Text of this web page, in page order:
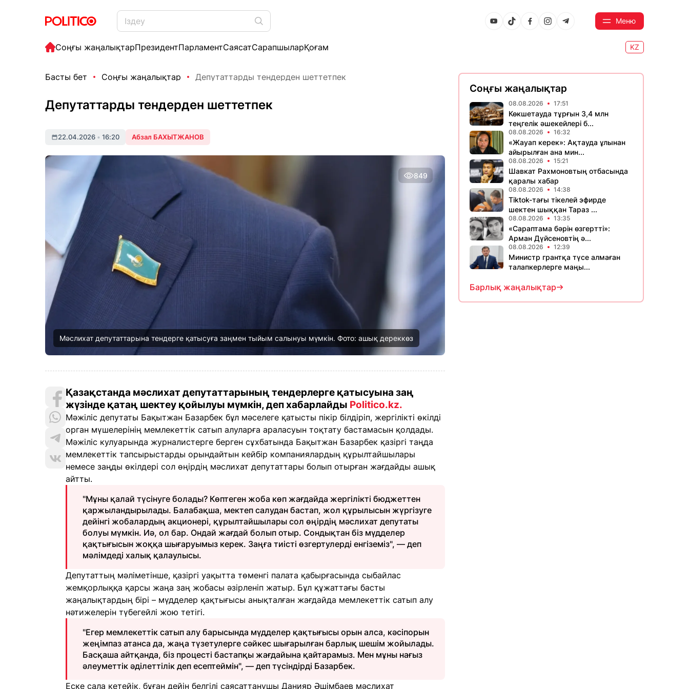
Меню
Соңғы жаңалықтарПрезидентПарламентСаясатСарапшыларҚоғам KZ
Басты бет Соңғы жаңалықтар Депутаттарды тендерден шеттетпек
Депутаттарды тендерден шеттетпек
22.04.2026 • 16:20 Абзал БАХЫТЖАНОВ
849
Мәслихат депутаттарына тендерге қатысуға заңмен тыйым салынуы мүмкін. Фото: ашық дереккөз
Қазақстанда мәслихат депутаттарының тендерлерге қатысуына заң
жүзінде қатаң шектеу қойылуы мүмкін, деп хабарлайды Politico.kz.
Мәжіліс депутаты Бақытжан Базарбек бұл мәселеге қатысты пікір білдіріп, жергілікті өкілді
орган мүшелерінің мемлекеттік сатып алуларға араласуын тоқтату бастамасын қолдады.
Мәжіліс кулуарында журналистерге берген сұхбатында Бақытжан Базарбек қазіргі таңда
мемлекеттік тапсырыстарды орындайтын кейбір компаниялардың құрылтайшылары
немесе заңды өкілдері сол өңірдің мәслихат депутаттары болып отырған жағдайды ашық
айтты.
"Мұны қалай түсінуге болады? Көптеген жоба көп жағдайда жергілікті бюджеттен
қаржыландырылады. Балабақша, мектеп салудан бастап, жол құрылысын жүргізуге
дейінгі жобалардың акционері, құрылтайшылары сол өңірдің мәслихат депутаты
болуы мүмкін. Иә, ол бар. Ондай жағдай болып отыр. Сондықтан біз мүдделер
қақтығысын жоққа шығаруымыз керек. Заңға тиісті өзгертулерді енгіземіз", — деп
мәлімдеді халық қалаулысы.
Депутаттың мәліметінше, қазіргі уақытта төменгі палата қабырғасында сыбайлас
жемқорлыққа қарсы жаңа заң жобасы әзірленіп жатыр. Бұл құжаттағы басты
жаңалықтардың бірі – мүдделер қақтығысы анықталған жағдайда мемлекеттік сатып алу
нәтижелерін түбегейлі жою тетігі.
"Егер мемлекеттік сатып алу барысында мүдделер қақтығысы орын алса, кәсіпорын
жеңімпаз атанса да, жаңа түзетулерге сәйкес шығарылған барлық шешім жойылады.
Басқаша айтқанда, біз процесті бастапқы жағдайына қайтарамыз. Мен мұны нағыз
әлеуметтік әділеттілік деп есептеймін", — деп түсіндірді Базарбек.
Еске сала кетейік, бұған дейін белгілі саясаттанушы Данияр Әшімбаев мәслихат
Соңғы жаңалықтар
08.08.2026 17:51
Көкшетауда тұрғын 3,4 млн
теңгелік әшекейлері б...
08.08.2026 16:32
«Жауап керек»: Ақтауда ұлынан
айырылған ана мин...
08.08.2026 15:21
Шавкат Рахмоновтың отбасында
қаралы хабар
08.08.2026 14:38
Tiktok-тағы тікелей эфирде
шектен шыққан Тараз ...
08.08.2026 13:35
«Сараптама бәрін өзгертті»:
Арман Дүйсеновтің ә...
08.08.2026 12:39
Министр грантқа түсе алмаған
талапкерлерге маңы...
Барлық жаңалықтар